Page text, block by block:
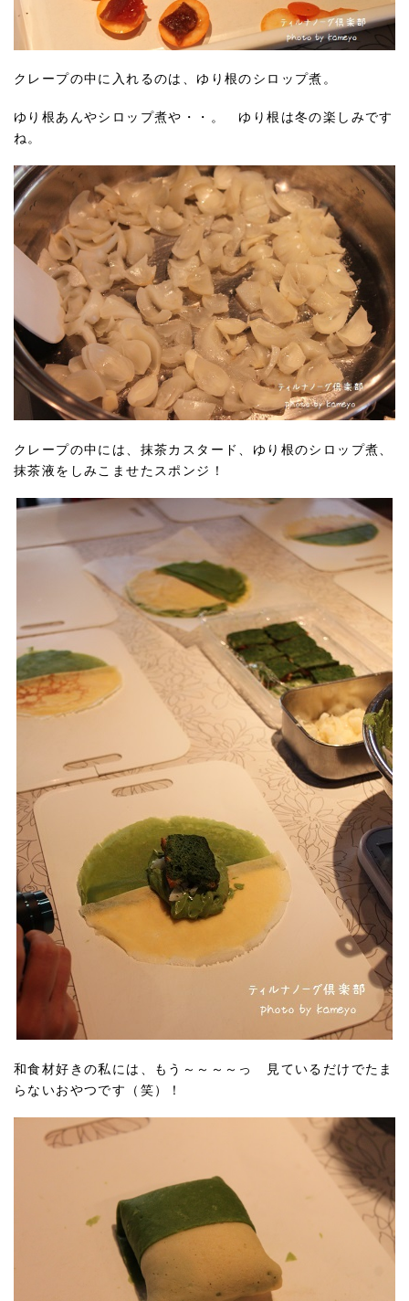
クレープの中に入れるのは、ゆり根のシロップ煮。
ゆり根あんやシロップ煮や・・。 ゆり根は冬の楽しみです
ね。
クレープの中には、抹茶カスタード、ゆり根のシロップ煮、
抹茶液をしみこませたスポンジ！
和食材好きの私には、もう～～～～っ 見ているだけでたま
らないおやつです（笑）！